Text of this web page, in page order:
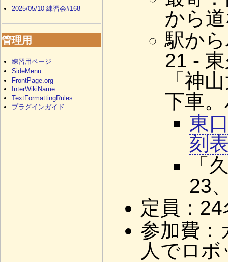
から
駅か
21 -
「神
下車
東
刻
「
23
定員：
参加費：
人でロ
2025/05/10 練習会#168
管理用
練習用ページ
SideMenu
FrontPage.org
InterWikiName
TextFormattingRules
プラグインガイド